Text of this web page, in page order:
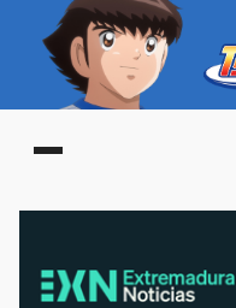
Main menu